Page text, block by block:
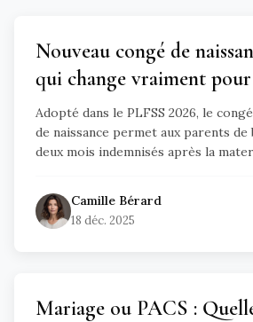
Nouveau congé de
qui change vraiment
Adopté dans le PLFSS 2026, le
de naissance permet aux parents de
deux mois indemnisés après la
droits : tout ce qu’il faut savoir.
Camille Bérard
18 déc. 2025
Mariage ou PACS :